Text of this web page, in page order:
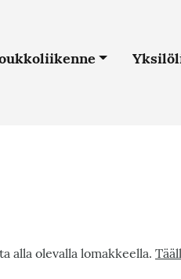
alla olevalla lomakkeella.